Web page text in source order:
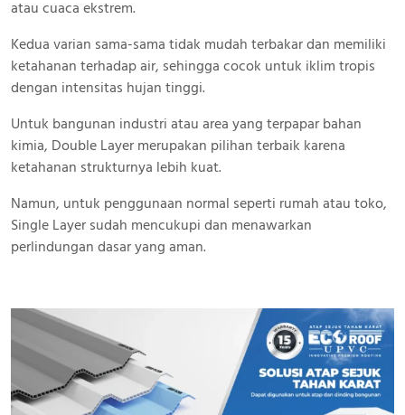
atau cuaca ekstrem.
Kedua varian sama-sama tidak mudah terbakar dan memiliki
ketahanan terhadap air, sehingga cocok untuk iklim tropis
dengan intensitas hujan tinggi.
Untuk bangunan industri atau area yang terpapar bahan
kimia, Double Layer merupakan pilihan terbaik karena
ketahanan strukturnya lebih kuat.
Namun, untuk penggunaan normal seperti rumah atau toko,
Single Layer sudah mencukupi dan menawarkan
perlindungan dasar yang aman.